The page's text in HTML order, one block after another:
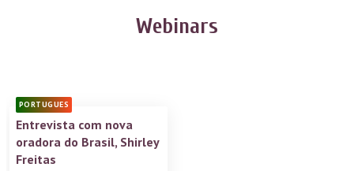
Webinars
PORTUGUES
Entrevista com nova
oradora do Brasil, Shirley
Freitas